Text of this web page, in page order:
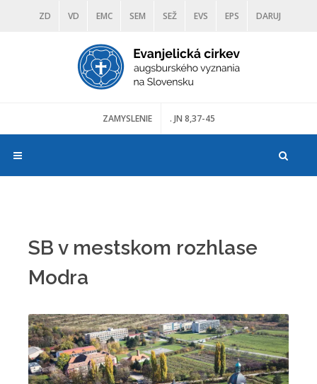
ZD VD EMC SEM SEŽ EVS EPS DARUJ
DIAKONIA ŠKOLY TRANOSCIUS
ZAMYSLENIE . JN 8,37-45
SB v mestskom rozhlase
Modra